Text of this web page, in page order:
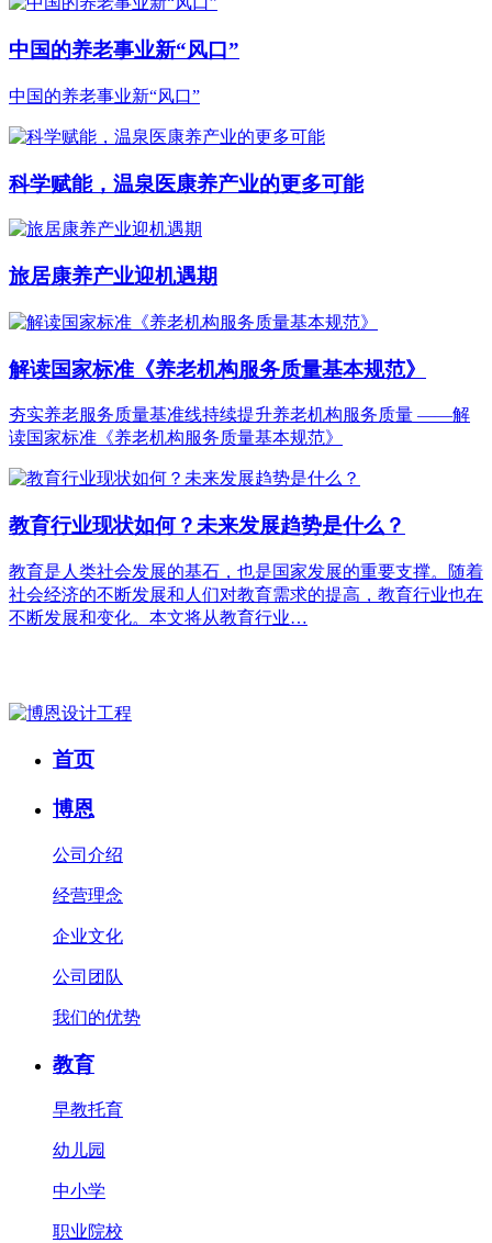
中国的养老事业新“风口”
中国的养老事业新“风口”
科学赋能，温泉医康养产业的更多可能
旅居康养产业迎机遇期
解读国家标准《养老机构服务质量基本规范》
夯实养老服务质量基准线持续提升养老机构服务质量 ——解
读国家标准《养老机构服务质量基本规范》
教育行业现状如何？未来发展趋势是什么？
教育是人类社会发展的基石，也是国家发展的重要支撑。随着
社会经济的不断发展和人们对教育需求的提高，教育行业也在
不断发展和变化。本文将从教育行业…
首页
博恩
公司介绍
经营理念
企业文化
公司团队
我们的优势
教育
早教托育
幼儿园
中小学
职业院校